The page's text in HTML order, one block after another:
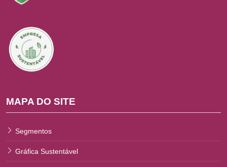
MAPA DO SITE
Segmentos
Gráfica Sustentável